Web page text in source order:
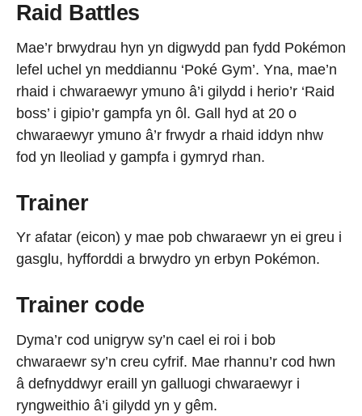
Raid Battles
Mae’r brwydrau hyn yn digwydd pan fydd Pokémon
lefel uchel yn meddiannu ‘Poké Gym’. Yna, mae’n
rhaid i chwaraewyr ymuno â’i gilydd i herio’r ‘Raid
boss’ i gipio’r gampfa yn ôl. Gall hyd at 20 o
chwaraewyr ymuno â’r frwydr a rhaid iddyn nhw
fod yn lleoliad y gampfa i gymryd rhan.
Trainer
Yr afatar (eicon) y mae pob chwaraewr yn ei greu i
gasglu, hyfforddi a brwydro yn erbyn Pokémon.
Trainer code
Dyma’r cod unigryw sy’n cael ei roi i bob
chwaraewr sy’n creu cyfrif. Mae rhannu’r cod hwn
â defnyddwyr eraill yn galluogi chwaraewyr i
ryngweithio â’i gilydd yn y gêm.